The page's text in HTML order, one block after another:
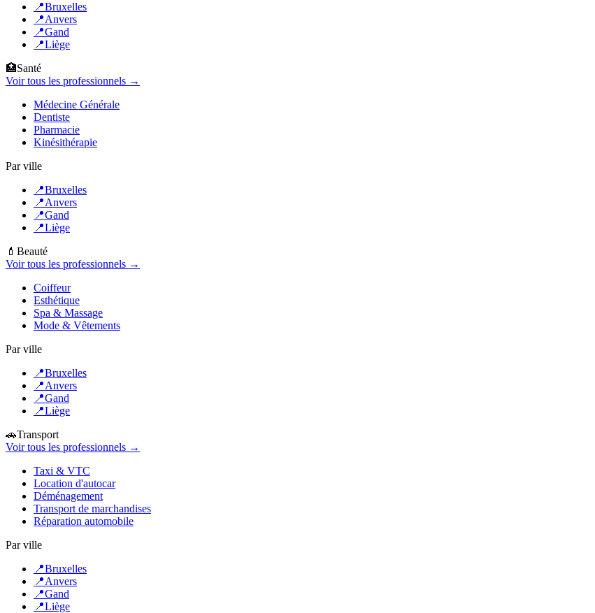
📍Bruxelles
📍Anvers
📍Gand
📍Liège
🏥Santé
Voir tous les professionnels →
Médecine Générale
Dentiste
Pharmacie
Kinésithérapie
Par ville
📍Bruxelles
📍Anvers
📍Gand
📍Liège
💄 Beauté
Voir tous les professionnels →
Coiffeur
Esthétique
Spa & Massage
Mode & Vêtements
Par ville
📍Bruxelles
📍Anvers
📍Gand
📍Liège
🚗Transport
Voir tous les professionnels →
Taxi & VTC
Location d'autocar
Déménagement
Transport de marchandises
Réparation automobile
Par ville
📍Bruxelles
📍Anvers
📍Gand
📍Liège